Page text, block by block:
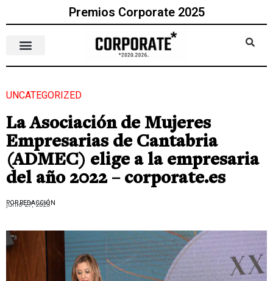
Premios Corporate 2025
UNCATEGORIZED
La Asociación de Mujeres
Empresarias de Cantabria
(ADMEC) elige a la empresaria
del año 2022 – corporate.es
POR REDACCIÓN
junio 27, 2023